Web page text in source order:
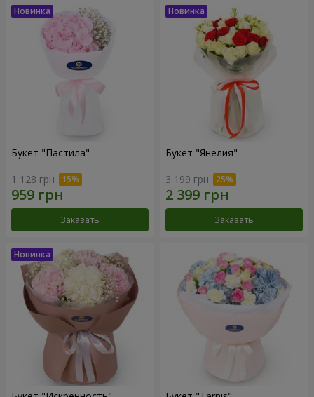
Букет "Пастила"
1 128 грн
Заказать
Букет "Янелия"
3 199 грн
Заказать